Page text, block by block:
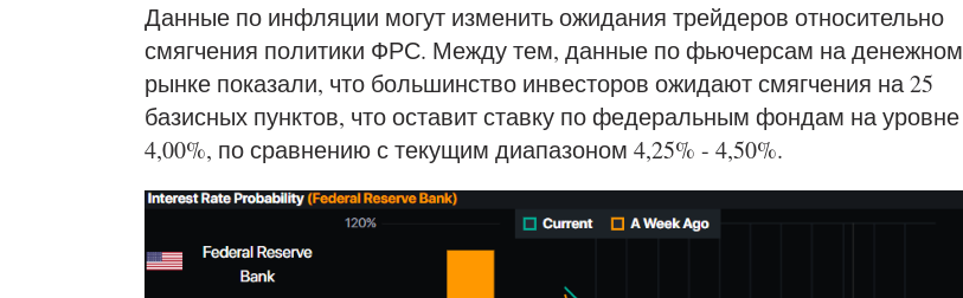
Данные по инфляции могут изменить ожидания трейдеров относительно
смягчения политики ФРС. Между тем, данные по фьючерсам на денежном
рынке показали, что большинство инвесторов ожидают смягчения на 25
базисных пунктов, что оставит ставку по федеральным фондам на уровне
4,00%, по сравнению с текущим диапазоном 4,25% - 4,50%.